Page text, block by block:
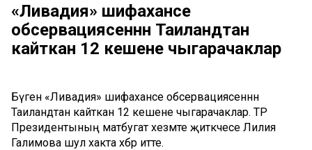
«Ливадия» шифаханәсе
обсервациясеннән Таиландтан
кайткан 12 кешене чыгарачаклар
Бүген «Ливадия» шифаханәсе обсервациясеннән
Таиландтан кайткан 12 кешене чыгарачаклар. ТР
Президентының матбугат хезмәте җитәкчесе Лилия
Галимова шул хакта хәбәр итте.